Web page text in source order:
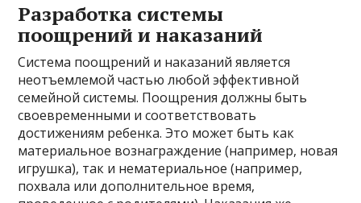
Разработка системы
поощрений и наказаний
Система поощрений и наказаний является
неотъемлемой частью любой эффективной
семейной системы. Поощрения должны быть
своевременными и соответствовать
достижениям ребенка. Это может быть как
материальное вознаграждение (например, новая
игрушка), так и нематериальное (например,
похвала или дополнительное время,